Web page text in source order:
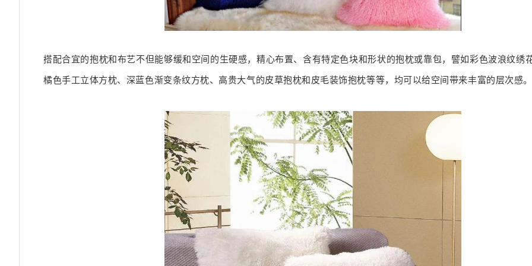
搭配合宜的抱枕和布艺不但能够缓和空间的生硬感，精心布置、含有特定色块和形状的抱枕或靠包，譬如彩色波浪纹绣花
橘色手工立体方枕、深蓝色渐变条纹方枕、高贵大气的皮草抱枕和皮毛装饰抱枕等等，均可以给空间带来丰富的层次感。